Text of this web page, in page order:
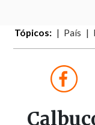
Tópicos: País